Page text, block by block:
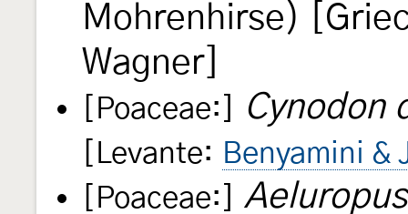
Mohrenhirse)
Wagner]
[Poaceae:] Cynodon
[Levante: Benyamini &
[Poaceae:]